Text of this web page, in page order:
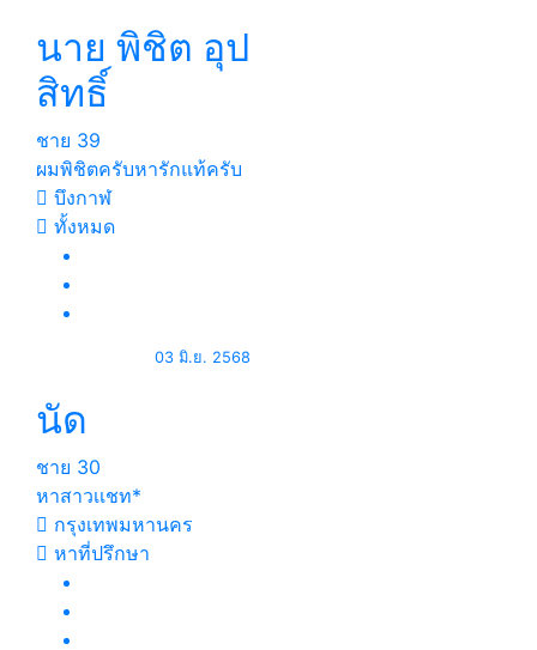
นาย พิชิต อุป
สิทธิ์
ชาย 39
ผมพิชิตครับหารักแท้ครับ
บึงกาฬ
ทั้งหมด
03 มิ.ย. 2568
นัด
ชาย 30
หาสาวเเชท*
กรุงเทพมหานคร
หาที่ปรึกษา